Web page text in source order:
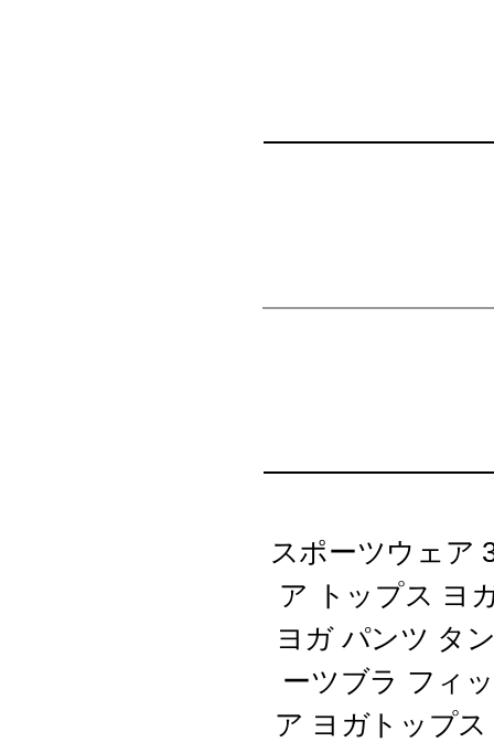
スポーツウェア
ア トップス ヨ
ヨガ パンツ タ
ーツブラ フィ
ア ヨガトップ